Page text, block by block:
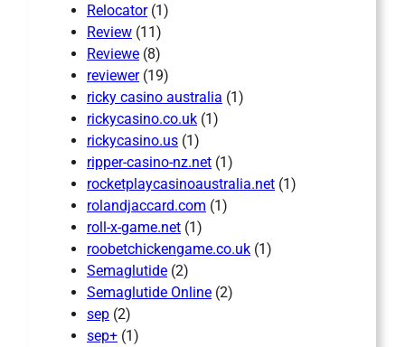
Relocator(1)
Review (11)
Reviewe (8)
reviewer(19)
ricky casino australia (1)
rickycasino.co.uk (1)
rickycasino.us (1)
ripper-casino-nz.net (1)
rocketplaycasinoaustralia.net (1)
rolandjaccard.com (1)
roll-x-game.net (1)
roobetchickengame.co.uk (1)
Semaglutide (2)
Semaglutide Online (2)
sep (2)
sep+ (1)